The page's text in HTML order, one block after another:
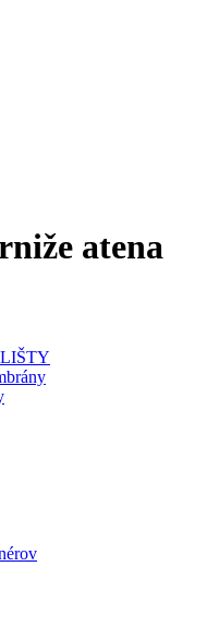
atena